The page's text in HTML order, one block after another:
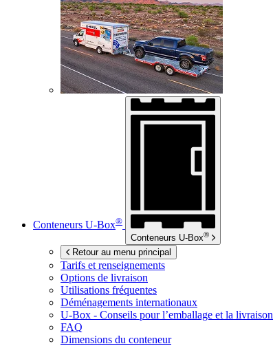
Conteneurs U-Box®
Conteneurs U-Box®
Retour au menu principal
Tarifs et renseignements
Options de livraison
Utilisations fréquentes
Déménagements internationaux
U-Box - Conseils pour l’emballage et la livraison
FAQ
Dimensions du conteneur